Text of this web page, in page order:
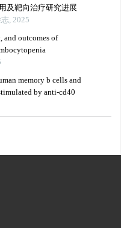
及靶向治疗研究进展
, 2025
and outcomes of
memory b cells and
by anti-cd40